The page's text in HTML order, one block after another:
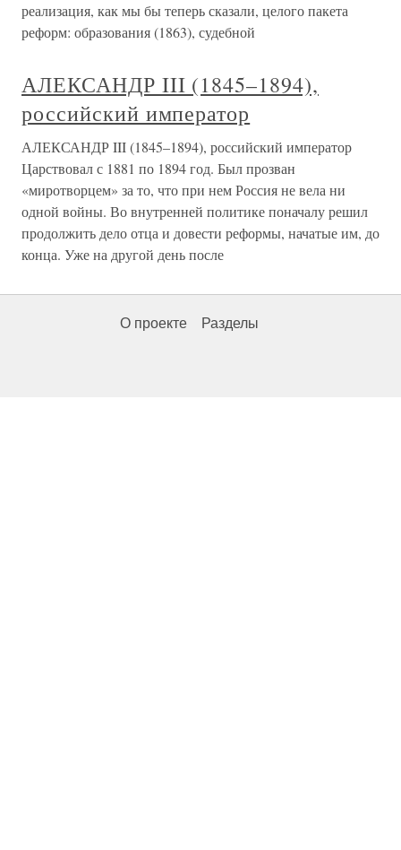
реализация, как мы бы теперь сказали, целого пакета
реформ: образования (1863), судебной
АЛЕКСАНДР III (1845–1894),
российский император
АЛЕКСАНДР III (1845–1894), российский император
Царствовал с 1881 по 1894 год. Был прозван
«миротворцем» за то, что при нем Россия не вела ни
одной войны. Во внутренней политике поначалу решил
продолжить дело отца и довести реформы, начатые им, до
конца. Уже на другой день после
О проекте Разделы